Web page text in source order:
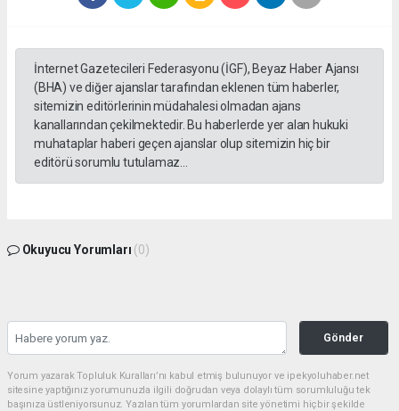
İnternet Gazetecileri Federasyonu (İGF), Beyaz Haber Ajansı
(BHA) ve diğer ajanslar tarafından eklenen tüm haberler,
sitemizin editörlerinin müdahalesi olmadan ajans
kanallarından çekilmektedir. Bu haberlerde yer alan hukuki
muhataplar haberi geçen ajanslar olup sitemizin hiç bir
editörü sorumlu tutulamaz...
Okuyucu Yorumları (0)
Gönder
Yorum yazarak Topluluk Kuralları’nı kabul etmiş bulunuyor ve ipekyoluhaber.net
sitesine yaptığınız yorumunuzla ilgili doğrudan veya dolaylı tüm sorumluluğu tek
başınıza üstleniyorsunuz. Yazılan tüm yorumlardan site yönetimi hiçbir şekilde